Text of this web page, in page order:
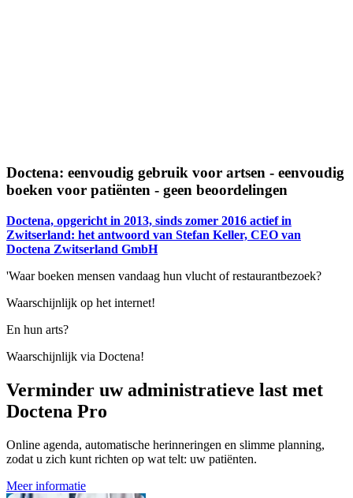
Doctena: eenvoudig gebruik voor artsen - eenvoudig
boeken voor patiënten - geen beoordelingen
Doctena, opgericht in 2013, sinds zomer 2016 actief in
Zwitserland: het antwoord van Stefan Keller, CEO van
Doctena Zwitserland GmbH
'Waar boeken mensen vandaag hun vlucht of restaurantbezoek?
Waarschijnlijk op het internet!
En hun arts?
Waarschijnlijk via Doctena!
Verminder uw administratieve last met
Doctena Pro
Online agenda, automatische herinneringen en slimme planning,
zodat u zich kunt richten op wat telt: uw patiënten.
Meer informatie